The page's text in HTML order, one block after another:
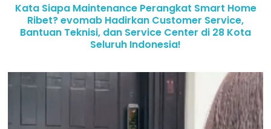
Kata Siapa Maintenance Perangkat Smart Home
Ribet? evomab Hadirkan Customer Service,
Bantuan Teknisi, dan Service Center di 28 Kota
Seluruh Indonesia!